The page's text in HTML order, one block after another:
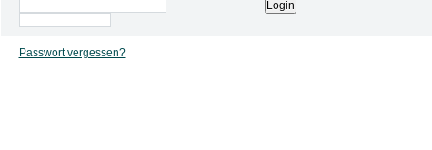
Passwort vergessen?